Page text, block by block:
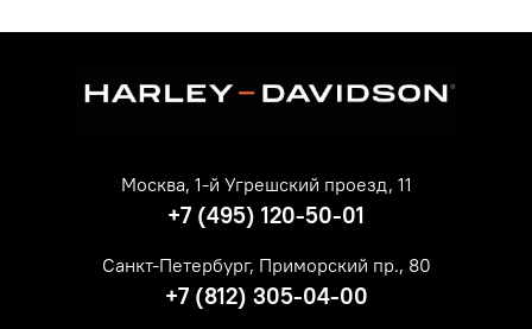
Москва, 1-й Угрешский проезд, 11
+7 (495) 120-50-01
Санкт-Петербург, Приморский пр., 80
+7 (812) 305-04-00